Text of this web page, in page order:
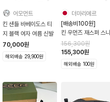
어모먼트
킨 샌들 바베이도스 티
지 블랙 여자 여름 신발
70,000원
해외배송 29,900원
더마리에르
[배송비100원]
킨 우먼즈 재스퍼 스니
커즈 실버밍크
1004347
156,300원
155,300원
해외배송 100원